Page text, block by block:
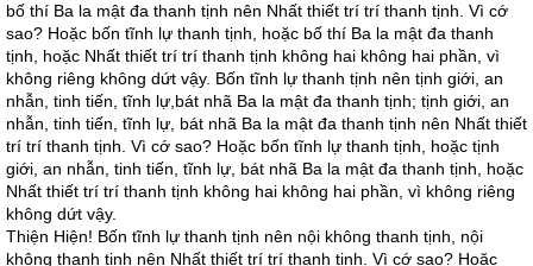
bố thí Ba la mật đa thanh tịnh nên Nhất thiết trí trí thanh tịnh. Vì cớ
sao? Hoặc bốn tĩnh lự thanh tịnh, hoặc bố thí Ba la mật đa thanh
tịnh, hoặc Nhất thiết trí trí thanh tịnh không hai không hai phần, vì
không riêng không dứt vậy. Bốn tĩnh lự thanh tịnh nên tịnh giới, an
nhẫn, tinh tiến, tĩnh lự,bát nhã Ba la mật đa thanh tịnh; tịnh giới, an
nhẫn, tinh tiến, tĩnh lự, bát nhã Ba la mật đa thanh tịnh nên Nhất thiết
trí trí thanh tịnh. Vì cớ sao? Hoặc bốn tĩnh lự thanh tịnh, hoặc tịnh
giới, an nhẫn, tinh tiến, tĩnh lự, bát nhã Ba la mật đa thanh tịnh, hoặc
Nhất thiết trí trí thanh tịnh không hai không hai phần, vì không riêng
không dứt vậy.
Thiện Hiện! Bốn tĩnh lự thanh tịnh nên nội không thanh tịnh, nội
không thanh tịnh nên Nhất thiết trí trí thanh tịnh. Vì cớ sao? Hoặc